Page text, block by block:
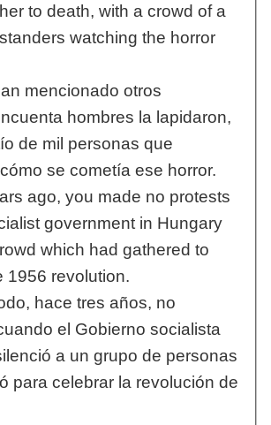
to death, with a crowd of a
watching the horror
mencionado otros
hombres la lapidaron,
de mil personas que
se cometía ese horror.
ago, you made no protests
government in Hungary
which had gathered to
1956 revolution.
hace tres años, no
el Gobierno socialista
a un grupo de personas
para celebrar la revolución de